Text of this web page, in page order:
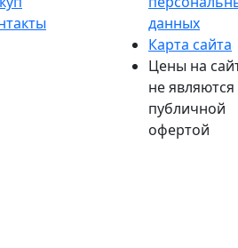
данных
Карта сайта
Цены на
не являются
публичной
офертой